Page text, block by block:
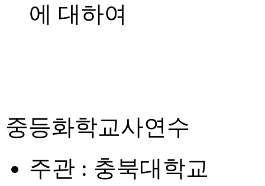
에 대하여
중등화학교사연수
주관 : 충북대학교